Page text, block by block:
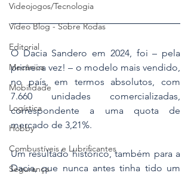
Videojogos/Tecnologia
Vídeo Blog - Sobre Rodas
Editorial
Mecânica
Mobilidade
Logística
Hobby
Combustíveis e Lubrificantes
Segurança
O Dacia Sandero em 2024, foi – pela
primeira vez! – o modelo mais vendido,
no país, em termos absolutos, com
7.660 unidades comercializadas,
correspondente a uma quota de
mercado de 3,21%.
Um resultado histórico, também para a
Dacia, que nunca antes tinha tido um